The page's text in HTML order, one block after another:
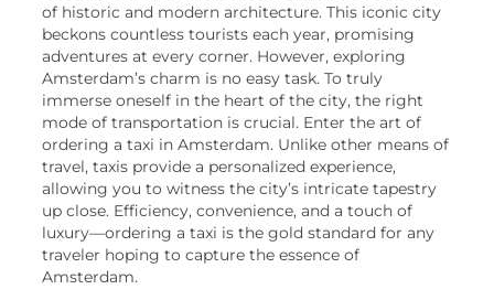
of historic and modern architecture. This iconic city
beckons countless tourists each year, promising
adventures at every corner. However, exploring
Amsterdam’s charm is no easy task. To truly
immerse oneself in the heart of the city, the right
mode of transportation is crucial. Enter the art of
ordering a taxi in Amsterdam. Unlike other means of
travel, taxis provide a personalized experience,
allowing you to witness the city’s intricate tapestry
up close. Efficiency, convenience, and a touch of
luxury—ordering a taxi is the gold standard for any
traveler hoping to capture the essence of
Amsterdam.